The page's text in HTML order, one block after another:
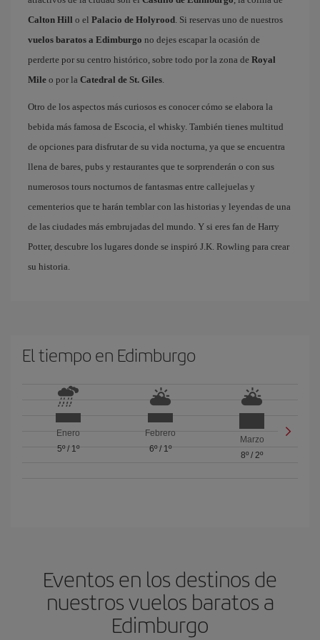
Calton Hill o el Palacio de Holyrood. Si reservas uno de nuestros
vuelos baratos a Edimburgo no dejes escapar la ocasión de
perderte por su centro histórico, sobre todo por la zona de Royal
Mile o por la Catedral de St. Giles.
Otro de los aspectos más curiosos es conocer cómo se elabora la
bebida más famosa de Escocia, el whisky. También tienes multitud
de opciones para disfrutar de su vida nocturna, ya que se encuentra
llena de bares, pubs y restaurantes que te sorprenderán o con sus
numerosos tours nocturnos de fantasmas entre callejuelas y
cementerios que te harán temblar con las historias y leyendas de una
de las ciudades más embrujadas del mundo. Y si eres fan de Harry
Potter, descubre los lugares donde se inspiró J.K. Rowling para crear
su historia.
El tiempo en Edimburgo
Enero
5º/ 1º
Febrero
6º/ 1º
Marzo
8º /2º
Eventos en los destinos de
nuestros vuelos baratos a
Edimburgo